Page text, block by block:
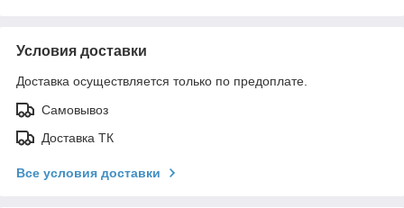
Условия доставки
Доставка осуществляется только по предоплате.
Самовывоз
Доставка ТК
Все условия доставки